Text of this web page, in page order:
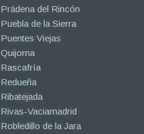
Prádena del Rincón
Puebla de la Sierra
Puentes Viejas
Quijorna
Rascafría
Redueña
Ribatejada
Rivas-Vaciamadrid
Robledillo de la Jara